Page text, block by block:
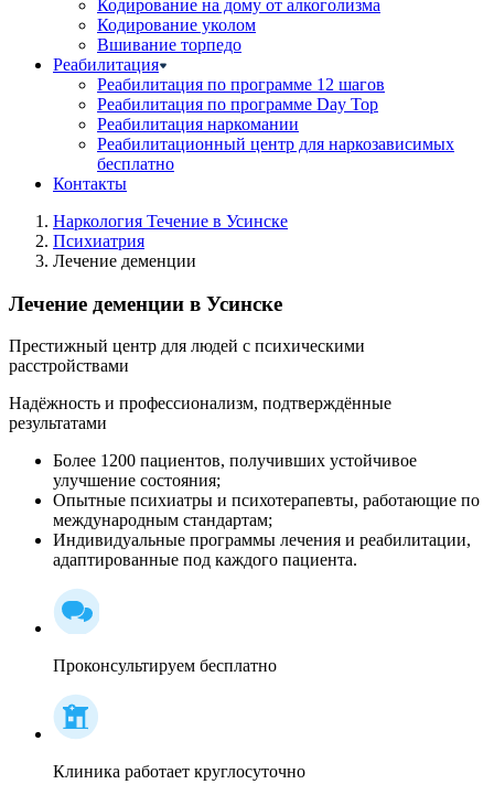
Кодирование на дому от алкоголизма
Кодирование уколом
Вшивание торпедо
Реабилитация
Реабилитация по программе 12 шагов
Реабилитация по программе Day Top
Реабилитация наркомании
Реабилитационный центр для наркозависимых
бесплатно
Контакты
Наркология Течение в Усинске
Психиатрия
Лечение деменции
Лечение деменции в Усинске
Престижный центр для людей с психическими
расстройствами
Надёжность и профессионализм, подтверждённые
результатами
Более 1200 пациентов, получивших устойчивое
улучшение состояния;
Опытные психиатры и психотерапевты, работающие по
международным стандартам;
Индивидуальные программы лечения и реабилитации,
адаптированные под каждого пациента.
Проконсультируем бесплатно
Клиника работает круглосуточно